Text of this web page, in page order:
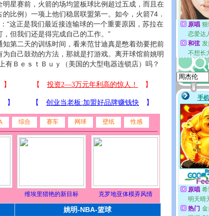
赛前，火箭的场均篮板球比例超过五成，而且在
比例）一项上他们稳居联盟第一。如今，火箭74．
“这正是我们最近接连输球的一个重要原因，苏拉在
但我们还是得完成自己的工作。”
二天的训练时间，看来范甘迪真是憋着劲要把前
自己鼓劲的方法，那就是打游戏。离开球馆前姚明
有ＢｅｓｔＢｕｙ（美国的大型电器连锁店）吗？
综合 赛车 网球 壁纸 性感
维埃里猎艳的新目标 克罗地亚体模弄风情
姚明-NBA-篮球